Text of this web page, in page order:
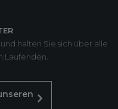
halten Sie sich über alle
Laufenden.